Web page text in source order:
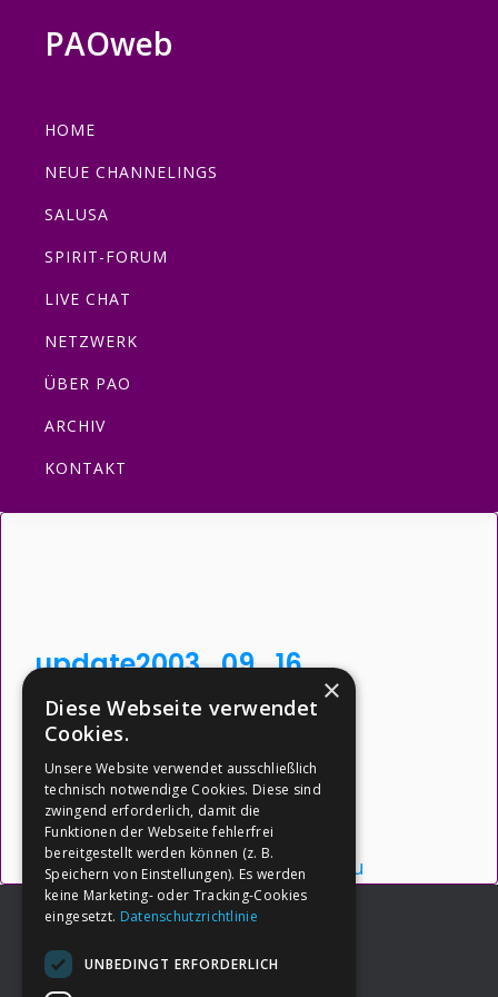
Hauptnavigation
Inhalt
Seitenspalte
FußzeilePAOweb
AktivierungsOrganisation)
HOME
NEUE CHANNELINGS
SALUSA
SPIRIT-FORUM
LIVE CHAT
NETZWERK
ÜBER PAO
ARCHIV
KONTAKT
update2003_09_16
Dateigröße: 21.83 KB
Aktualisiert: 26-05-2026
Downloads: 2
Herunterladen
Vorschau
→Deine Spende
×
Diese Webseite verwendet
Cookies.
Unsere Website verwendet ausschließlich
technisch notwendige Cookies. Diese sind
zwingend erforderlich, damit die
Funktionen der Webseite fehlerfrei
bereitgestellt werden können (z. B.
Speichern von Einstellungen). Es werden
keine Marketing- oder Tracking-Cookies
eingesetzt. Datenschutzrichtlinie
UNBEDINGT ERFORDERLICH